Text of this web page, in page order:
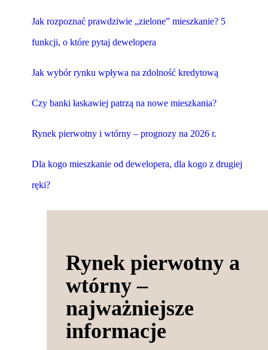
Jak rozpoznać prawdziwie „zielone” mieszkanie? 5
funkcji, o które pytaj dewelopera
Jak wybór rynku wpływa na zdolność kredytową
Czy banki łaskawiej patrzą na nowe mieszkania?
Rynek pierwotny i wtórny – prognozy na 2026 r.
Dla kogo mieszkanie od dewelopera, dla kogo z drugiej
ręki?
Rynek pierwotny a
wtórny –
najważniejsze
informacje